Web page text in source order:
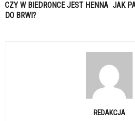
CZY W BIEDRONCE JEST HENNA
DO BRWI?
JAK
REDAKCJA